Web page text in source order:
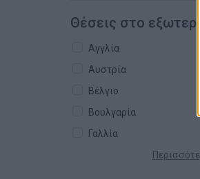
Θέσεις στο
Αγγλία
Αυστρία
Βέλγιο
Βουλγαρία
Γαλλία